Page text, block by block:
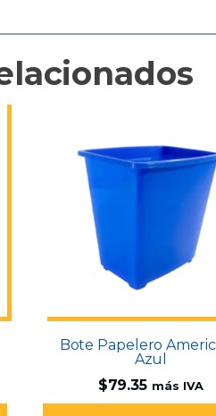
Bote Papelero
Azul
$79.35 más IVA